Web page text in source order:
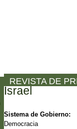
REVISTA DE
Israel
Sistema de Gobierno:
Democracia